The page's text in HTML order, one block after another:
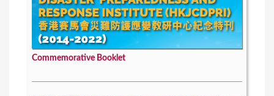
Commemorative Booklet